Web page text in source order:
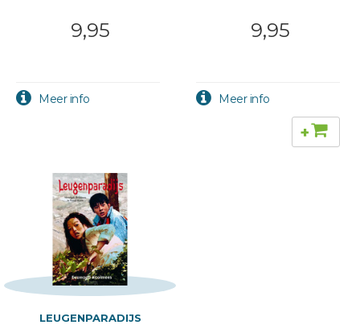
9,95 9,95
+
LEUGENPARADIJS